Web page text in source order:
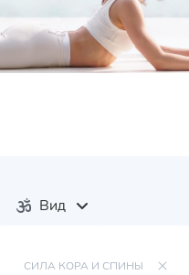
Вид
СИЛА КОРА И СПИНЫ